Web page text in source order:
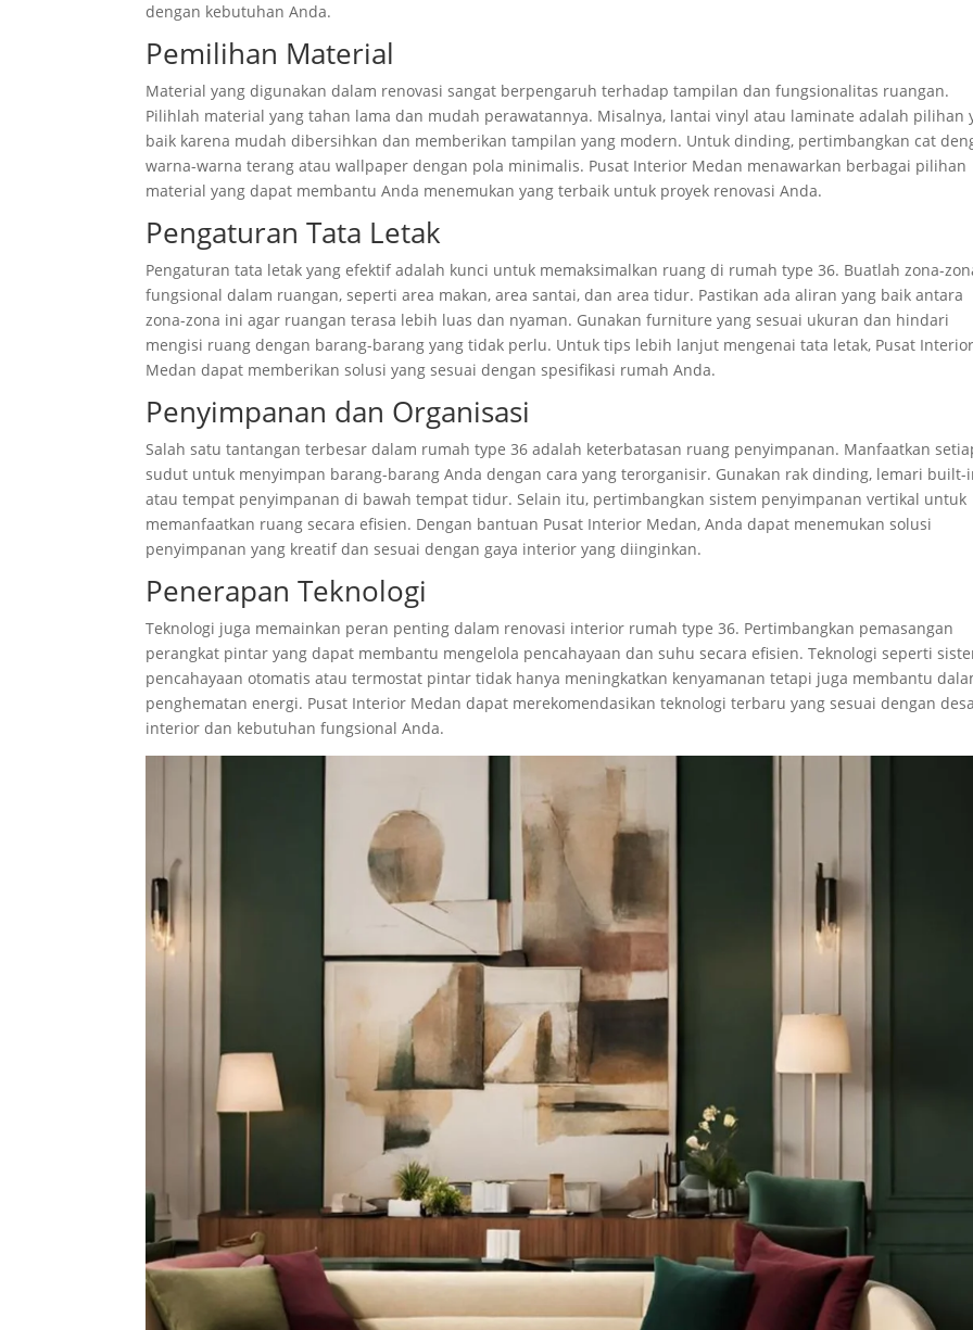
dengan kebutuhan Anda.
Pemilihan Material
Material yang digunakan dalam renovasi sangat berpengaruh terhadap tampilan dan fungsionalitas ruangan.
Pilihlah material yang tahan lama dan mudah perawatannya. Misalnya, lantai vinyl atau laminate adalah pilihan
baik karena mudah dibersihkan dan memberikan tampilan yang modern. Untuk dinding, pertimbangkan cat
warna-warna terang atau wallpaper dengan pola minimalis. Pusat Interior Medan menawarkan berbagai pilihan
material yang dapat membantu Anda menemukan yang terbaik untuk proyek renovasi Anda.
Pengaturan Tata Letak
Pengaturan tata letak yang efektif adalah kunci untuk memaksimalkan ruang di rumah type 36. Buatlah zona-
fungsional dalam ruangan, seperti area makan, area santai, dan area tidur. Pastikan ada aliran yang baik antara
zona-zona ini agar ruangan terasa lebih luas dan nyaman. Gunakan furniture yang sesuai ukuran dan hindari
mengisi ruang dengan barang-barang yang tidak perlu. Untuk tips lebih lanjut mengenai tata letak, Pusat Interior
Medan dapat memberikan solusi yang sesuai dengan spesifikasi rumah Anda.
Penyimpanan dan Organisasi
Salah satu tantangan terbesar dalam rumah type 36 adalah keterbatasan ruang penyimpanan. Manfaatkan
sudut untuk menyimpan barang-barang Anda dengan cara yang terorganisir. Gunakan rak dinding, lemari built-
atau tempat penyimpanan di bawah tempat tidur. Selain itu, pertimbangkan sistem penyimpanan vertikal untuk
memanfaatkan ruang secara efisien. Dengan bantuan Pusat Interior Medan, Anda dapat menemukan solusi
penyimpanan yang kreatif dan sesuai dengan gaya interior yang diinginkan.
Penerapan Teknologi
Teknologi juga memainkan peran penting dalam renovasi interior rumah type 36. Pertimbangkan pemasangan
perangkat pintar yang dapat membantu mengelola pencahayaan dan suhu secara efisien. Teknologi seperti
pencahayaan otomatis atau termostat pintar tidak hanya meningkatkan kenyamanan tetapi juga membantu
penghematan energi. Pusat Interior Medan dapat merekomendasikan teknologi terbaru yang sesuai dengan
interior dan kebutuhan fungsional Anda.